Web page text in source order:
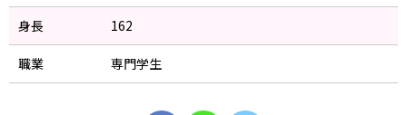
身長 162
職業 専門学生